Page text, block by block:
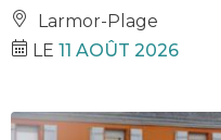
Larmor-Plage
LE 11 AOÛT 2026